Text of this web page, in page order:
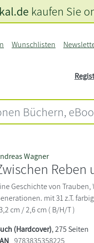
Wunschlisten
kaufen Sie
Wagner
Reben
Geschichte von
mit 31 z.T.
cm / 2,6 cm ( B/H/T )
(Hardcover), 275 Seiten
9783835358225